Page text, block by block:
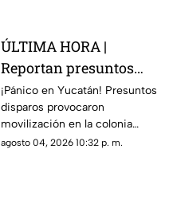
ÚLTIMA HORA |
Reportan presuntos
d1sparos en colonia
Mercedes Barrera; esto
se sabe
¡Pánico en Yucatán! Presuntos
disparos provocaron
movilización en la colonia
Mercedes Barrera hoy 4 de
agosto 04, 2026 10:32 p. m.